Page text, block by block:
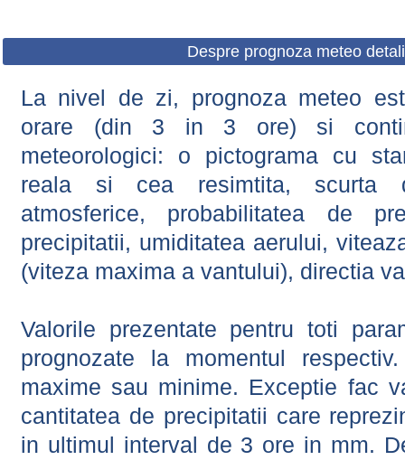
Despre prognoza meteo
La nivel de zi, prognoza meteo
orare (din 3 in 3 ore) si
meteorologici: o pictograma cu
reala si cea resimtita, scurta
atmosferice, probabilitatea de
precipitatii, umiditatea aerului,
(viteza maxima a vantului), directia
Valorile prezentate pentru toti
prognozate la momentul
maxime sau minime. Exceptie fac
cantitatea de precipitatii care
in ultimul interval de 3 ore in mm.